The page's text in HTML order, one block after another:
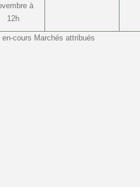
à
12h
cours Marchés attribués